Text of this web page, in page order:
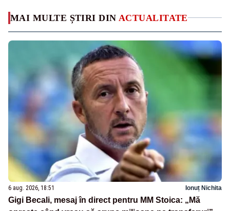
MAI MULTE ȘTIRI DIN ACTUALITATE
6 aug. 2026, 18:51 Ionuț Nichita
Gigi Becali, mesaj în direct pentru MM Stoica: „Mă